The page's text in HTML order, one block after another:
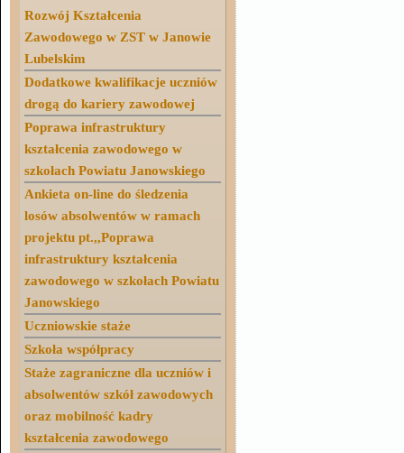
Rozwój Kształcenia
Zawodowego w ZST w Janowie
Lubelskim
Dodatkowe kwalifikacje uczniów
drogą do kariery zawodowej
Poprawa infrastruktury
kształcenia zawodowego w
szkołach Powiatu Janowskiego
Ankieta on-line do śledzenia
losów absolwentów w ramach
projektu pt.,,Poprawa
infrastruktury kształcenia
zawodowego w szkołach Powiatu
Janowskiego
Uczniowskie staże
Szkoła współpracy
Staże zagraniczne dla uczniów i
absolwentów szkół zawodowych
oraz mobilność kadry
kształcenia zawodowego